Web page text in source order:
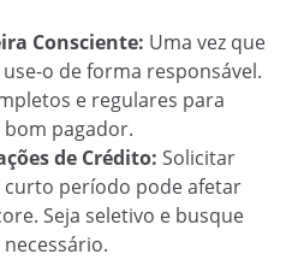
Consciente: Uma vez que
o de forma responsável.
e regulares para
pagador.
de Crédito: Solicitar
período pode afetar
Seja seletivo e busque